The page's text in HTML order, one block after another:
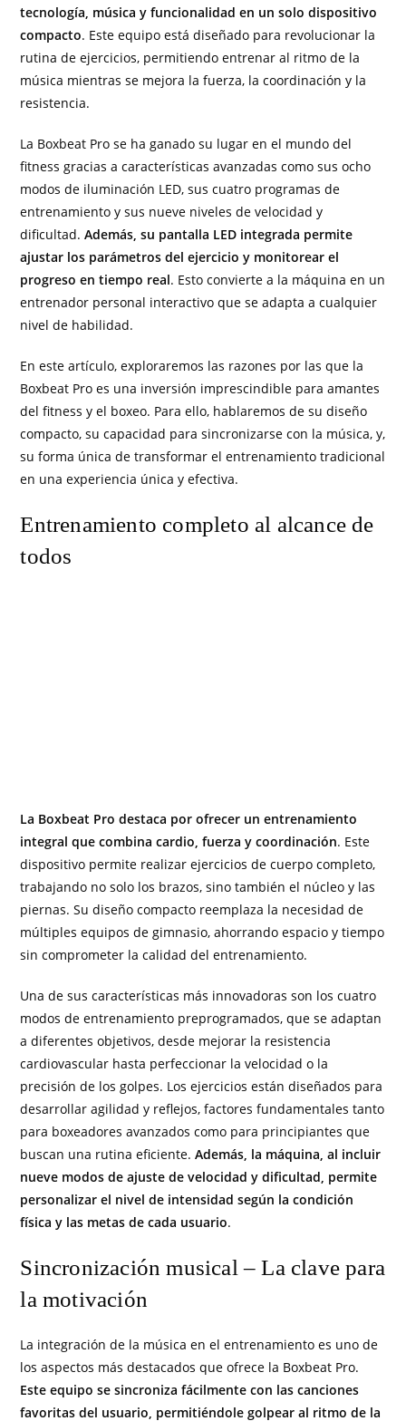
tecnología, música y funcionalidad en un solo dispositivo
compacto. Este equipo está diseñado para revolucionar la
rutina de ejercicios, permitiendo entrenar al ritmo de la
música mientras se mejora la fuerza, la coordinación y la
resistencia.
La Boxbeat Pro se ha ganado su lugar en el mundo del
fitness gracias a características avanzadas como sus ocho
modos de iluminación LED, sus cuatro programas de
entrenamiento y sus nueve niveles de velocidad y
dificultad.Además, su pantalla LED integrada permite
ajustar los parámetros del ejercicio y monitorear el
progreso en tiempo real. Esto convierte a la máquina en un
entrenador personal interactivo que se adapta a cualquier
nivel de habilidad.
En este artículo, exploraremos las razones por las que la
Boxbeat Pro es una inversión imprescindible para amantes
del fitness y el boxeo. Para ello, hablaremos de su diseño
compacto, su capacidad para sincronizarse con la música, y,
su forma única de transformar el entrenamiento tradicional
en una experiencia única y efectiva.
Entrenamiento completo al alcance de
todos
La Boxbeat Pro destaca por ofrecer un entrenamiento
integral que combina cardio, fuerza y coordinación. Este
dispositivo permite realizar ejercicios de cuerpo completo,
trabajando no solo los brazos, sino también el núcleo y las
piernas. Su diseño compacto reemplaza la necesidad de
múltiples equipos de gimnasio, ahorrando espacio y tiempo
sin comprometer la calidad del entrenamiento.
Una de sus características más innovadoras son los cuatro
modos de entrenamiento preprogramados, que se adaptan
a diferentes objetivos, desde mejorar la resistencia
cardiovascular hasta perfeccionar la velocidad o la
precisión de los golpes. Los ejercicios están diseñados para
desarrollar agilidad y reflejos, factores fundamentales tanto
para boxeadores avanzados como para principiantes que
buscan una rutina eficiente.Además, la máquina, al incluir
nueve modos de ajuste de velocidad y dificultad, permite
personalizar el nivel de intensidad según la condición
física y las metas de cada usuario.
Sincronización musical – La clave para
la motivación
La integración de la música en el entrenamiento es uno de
los aspectos más destacados que ofrece la Boxbeat Pro.
Este equipo se sincroniza fácilmente con las canciones
favoritas del usuario, permitiéndole golpear al ritmo de la